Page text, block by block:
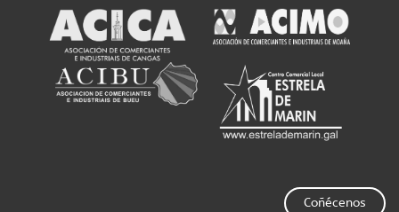
Coñécenos